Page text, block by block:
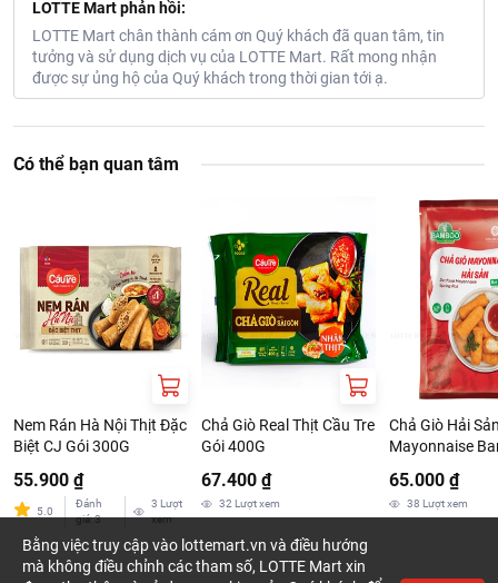
LOTTE Mart phản hồi:
LOTTE Mart chân thành cám ơn Quý khách đã quan tâm, tin
tưởng và sử dụng dịch vụ của LOTTE Mart. Rất mong nhận
được sự ủng hộ của Quý khách trong thời gian tới ạ.
Có thể bạn quan tâm
Nem Rán Hà Nội Thịt Đặc
Biệt CJ Gói 300G
55.900 ₫
5.0
Đánh
giá:3
3 Lượt
xem
Chả Giò Real Thịt Cầu Tre
Gói 400G
67.400 ₫
32 Lượt xem
Chả Giò Hải
Mayonnaise
65.000 ₫
38 Lượt xem
Bằng việc truy cập vào lottemart.vn và điều hướng
mà không điều chỉnh các tham số, LOTTE Mart xin